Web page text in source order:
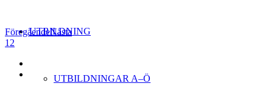
UTBILDNING
UTBILDNINGAR A–Ö
FöregåendeNästa
1 2